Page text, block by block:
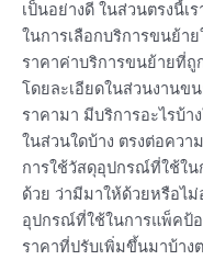
เป็นอย่างดี ในส่วนตรงนี้เ
ในการเลือกบริการขนย้า
ราคาค่าบริการขนย้ายที่ถู
โดยละเอียดในส่วนงานข
ราคามา มีบริการอะไรบ้
ในส่วนใดบ้าง ตรงต่อควา
การใช้วัสดุอุปกรณ์ที่ใช้ใน
ด้วย ว่ามีมาให้ด้วยหรือไ
อุปกรณ์ที่ใช้ในการแพ็คป้
ราคาที่ปรับเพิ่มขึ้นมาบ้า